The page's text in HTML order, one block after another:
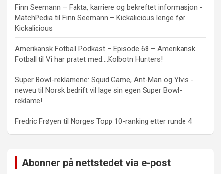
Finn Seemann – Fakta, karriere og bekreftet informasjon -
MatchPedia til Finn Seemann – Kickalicious lenge før
Kickalicious
Amerikansk Fotball Podkast – Episode 68 – Amerikansk
Fotball til Vi har pratet med….Kolbotn Hunters!
Super Bowl-reklamene: Squid Game, Ant-Man og Ylvis -
neweu til Norsk bedrift vil lage sin egen Super Bowl-
reklame!
Fredric Frøyen til Norges Topp 10-ranking etter runde 4
Abonner på nettstedet via e-post